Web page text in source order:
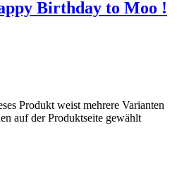
Birthday to Moo !
Produkt weist mehrere Varianten
auf der Produktseite gewählt